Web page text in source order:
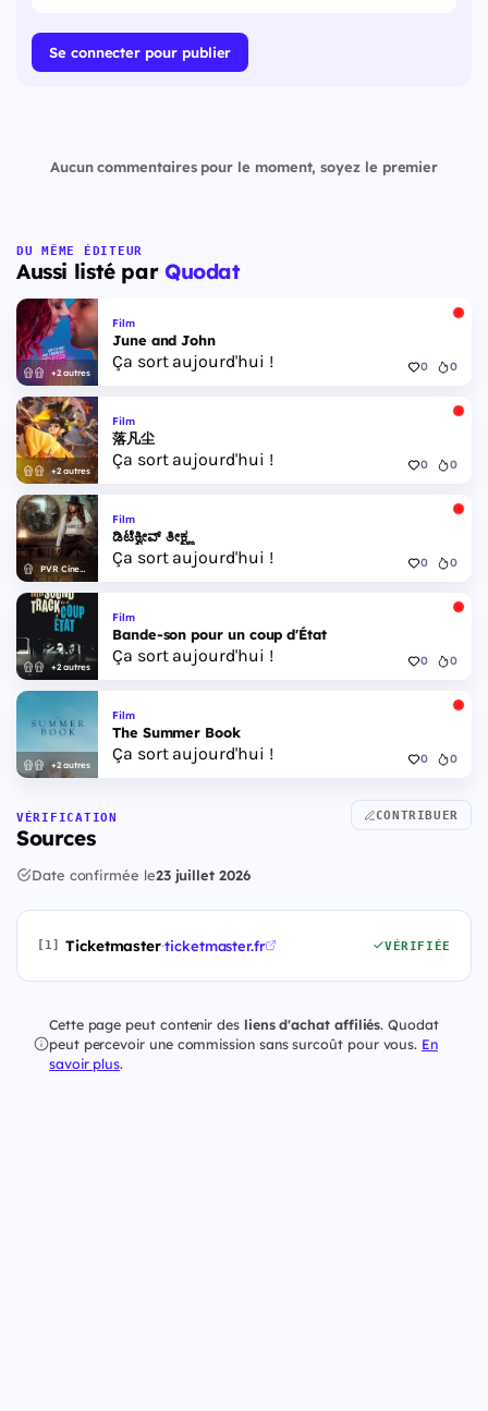
Se connecter pour publier
Aucun commentaires pour le moment, soyez le premier
DU MÊME ÉDITEUR
Aussi listé par Quodat
+2 autres
Film
June and John
Ça sort aujourd'hui ! 0 0
+2 autres
Film
落凡尘
Ça sort aujourd'hui ! 0 0
PVR Cinemas
Film
ಡಿಟೆಕ್ವೀವ್ ತೀಕ್ಷ್ಣ
Ça sort aujourd'hui ! 0 0
+2 autres
Film
Bande-son pour un coup d'État
Ça sort aujourd'hui ! 0 0
+2 autres
Film
The Summer Book
Ça sort aujourd'hui ! 0 0
VÉRIFICATION
Sources
CONTRIBUER
Date confirmée le23 juillet 2026
[1] Ticketmaster·ticketmaster.fr VÉRIFIÉE
Cette page peut contenir des liens d'achat affiliés. Quodat
peut percevoir une commission sans surcoût pour vous. En
savoir plus.